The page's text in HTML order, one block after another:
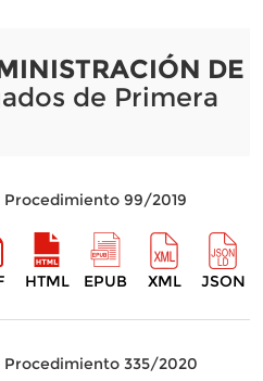
DE
de Primera
Procedimiento 99/2019
HTML EPUB XML JSON
Procedimiento 335/2020